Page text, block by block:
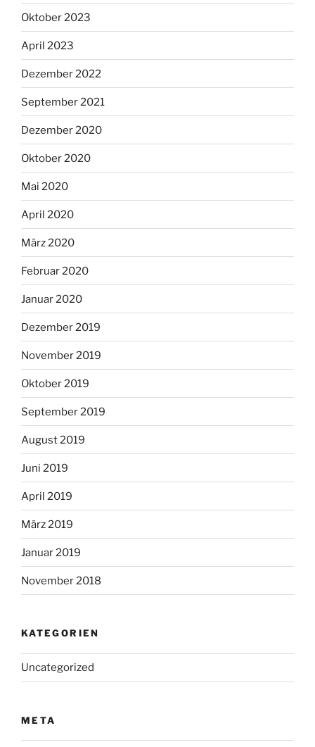
Oktober 2023
April 2023
Dezember 2022
September 2021
Dezember 2020
Oktober 2020
Mai 2020
April 2020
März 2020
Februar 2020
Januar 2020
Dezember 2019
November 2019
Oktober 2019
September 2019
August 2019
Juni 2019
April 2019
März 2019
Januar 2019
November 2018
KATEGORIEN
Uncategorized
META